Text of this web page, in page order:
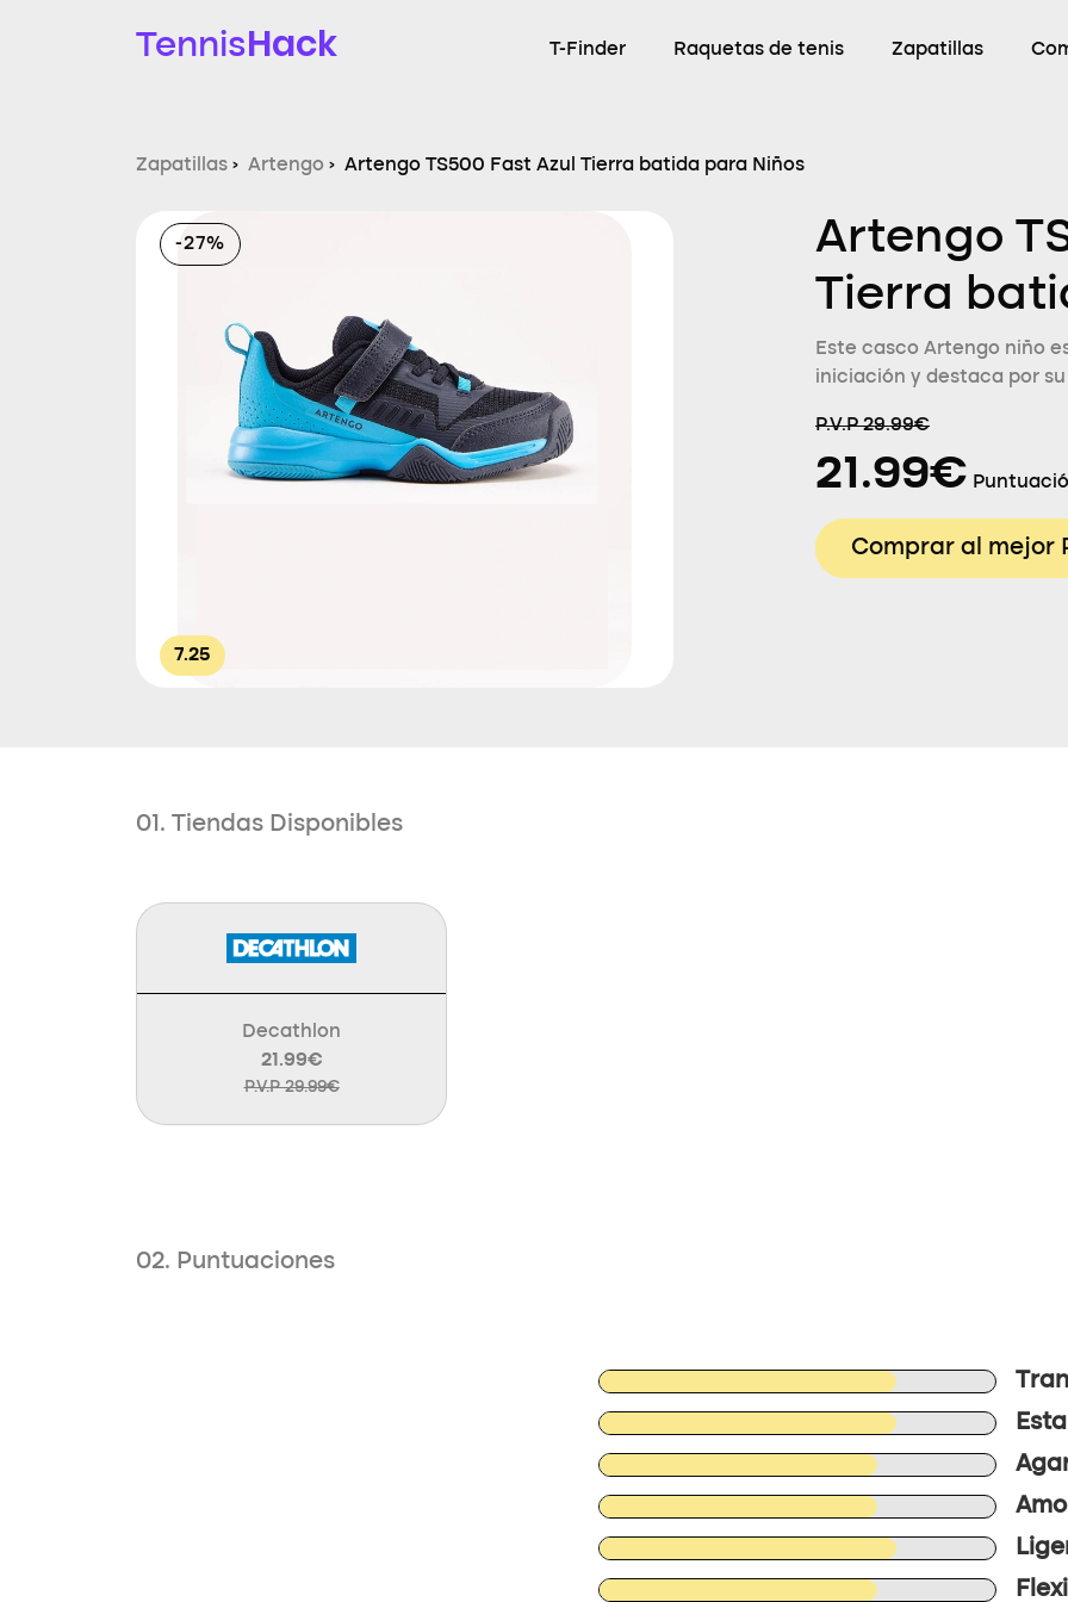
TennisHack T-Finder Raquetas de tenis Zapatillas
Zapatillas › Artengo › Artengo TS500 Fast Azul Tierra batida para Niños
-27%
7.25
Artengo
Tierra
Este casco Artengo niño
iniciación y destaca por
P.V.P 29.99€
21.99€
Comprar al mejor
01. Tiendas Disponibles
Decathlon
21.99€
P.V.P 29.99€
02. Puntuaciones